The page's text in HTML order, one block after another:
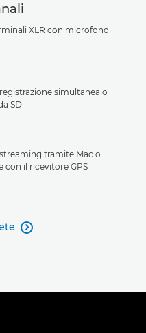
XLR con microfono
simultanea o
SD
tramite Mac o
con il ricevitore GPS
